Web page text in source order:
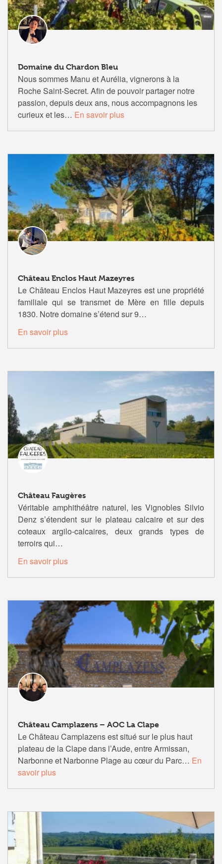
Domaine du Chardon Bleu
Nous sommes Manu et Aurélia, vignerons à la
Roche Saint-Secret. Afin de pouvoir partager notre
passion, depuis deux ans, nous accompagnons les
curieux et les… En savoir plus
Château Enclos Haut Mazeyres
Le Château Enclos Haut Mazeyres est une propriété
familiale qui se transmet de Mère en fille depuis
1830. Notre domaine s’étend sur 9…
En savoir plus
Château Faugères
Véritable amphithéâtre naturel, les Vignobles Silvio
Denz s’étendent sur le plateau calcaire et sur des
coteaux argilo-calcaires, deux grands types de
terroirs qui…
En savoir plus
Château Camplazens – AOC La Clape
Le Château Camplazens est situé sur le plus haut
plateau de la Clape dans l’Aude, entre Armissan,
Narbonne et Narbonne Plage au cœur du Parc… En
savoir plus